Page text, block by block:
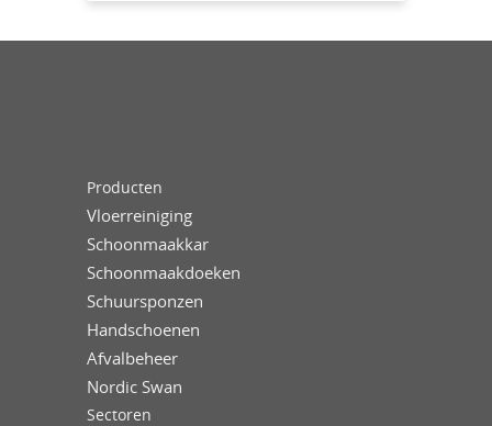
Producten
Vloerreiniging
Schoonmaakkar
Schoonmaakdoeken
Schuursponzen
Handschoenen
Afvalbeheer
Nordic Swan
Sectoren